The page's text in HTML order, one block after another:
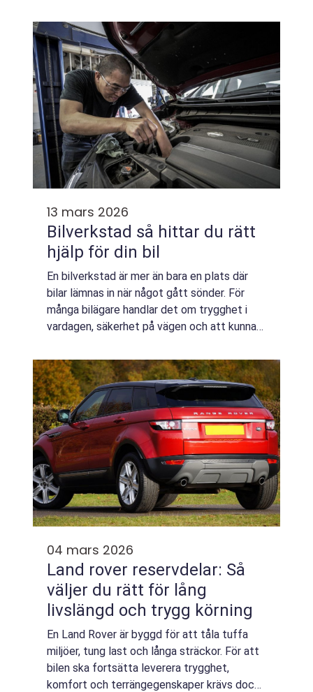
Hallstahammar kombinerar modern teknik
me...
13 mars 2026
Bilverkstad så hittar du rätt
hjälp för din bil
En bilverkstad är mer än bara en plats där
bilar lämnas in när något gått sönder. För
många bilägare handlar det om trygghet i
vardagen, säkerhet på vägen och att kunna
överraskningar. En seriös verkstad hjälper til...
04 mars 2026
Land rover reservdelar: Så
väljer du rätt för lång
livslängd och trygg körning
En Land Rover är byggd för att tåla tuffa
miljöer, tung last och långa sträckor. För att
bilen ska fortsätta leverera trygghet,
komfort och terrängegenskaper krävs dock